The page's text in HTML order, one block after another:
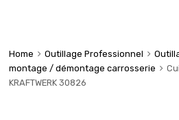
Home Outillage Professionnel
montage / démontage carrosserie
KRAFTWERK 30826